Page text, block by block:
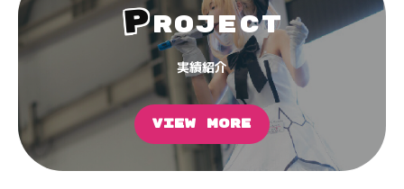
PROJECT
実績紹介
VIEW MORE